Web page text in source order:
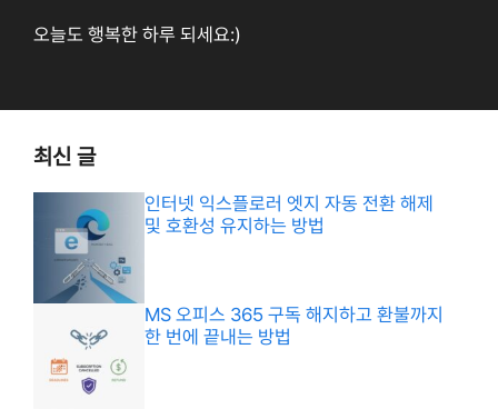
오늘도 행복한 하루 되세요:)
최신 글
인터넷 익스플로러 엣지 자동 전환 해제
및 호환성 유지하는 방법
MS 오피스 365 구독 해지하고 환불까지
한 번에 끝내는 방법